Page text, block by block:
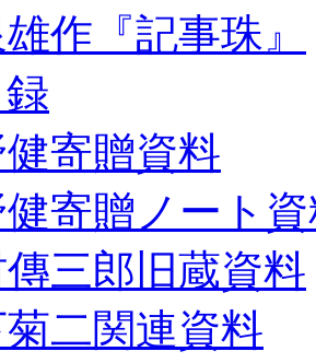
作『記事珠』
寄贈資料
寄贈ノート
三郎旧蔵資料
二関連資料